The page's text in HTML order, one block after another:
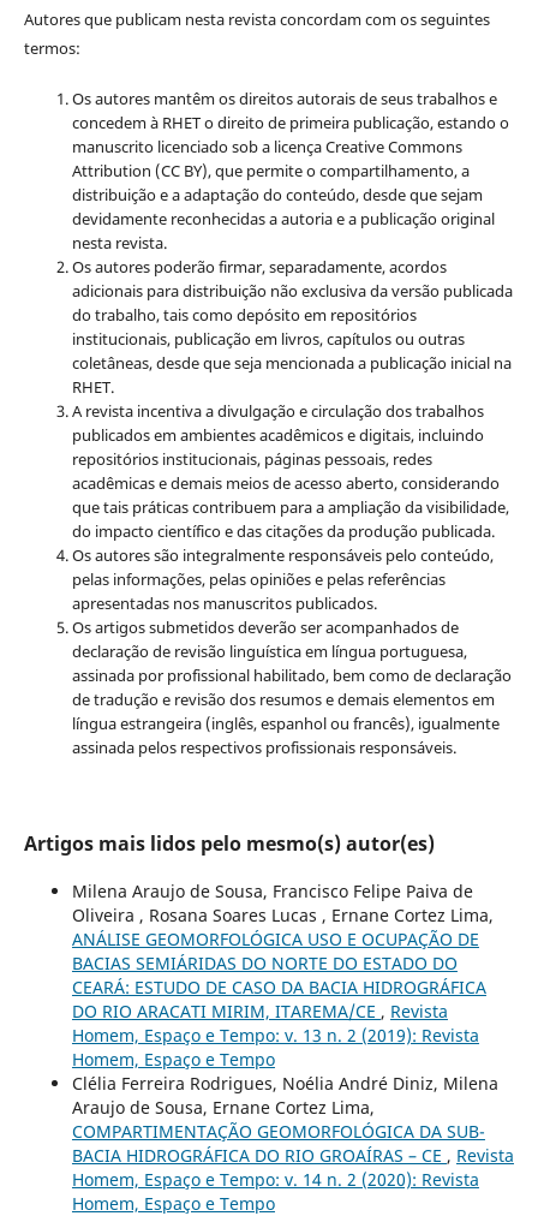
Autores que publicam nesta revista concordam com os seguintes
termos:
Os autores mantêm os direitos autorais de seus trabalhos e
concedem à RHET o direito de primeira publicação, estando o
manuscrito licenciado sob a licençaCreative Commons
Attribution (CC BY), que permite o compartilhamento, a
distribuição e a adaptação do conteúdo, desde que sejam
devidamente reconhecidas a autoria e a publicação original
nesta revista.
Os autores poderão firmar, separadamente, acordos
adicionais para distribuição não exclusiva da versão publicada
do trabalho, tais como depósito em repositórios
institucionais, publicação em livros, capítulos ou outras
coletâneas, desde que seja mencionada a publicação inicial na
RHET.
A revista incentiva a divulgação e circulação dos trabalhos
publicados em ambientes acadêmicos e digitais, incluindo
repositórios institucionais, páginas pessoais, redes
acadêmicas e demais meios de acesso aberto, considerando
que tais práticas contribuem para a ampliação da visibilidade,
do impacto científico e das citações da produção publicada.
Os autores são integralmente responsáveis pelo conteúdo,
pelas informações, pelas opiniões e pelas referências
apresentadas nos manuscritos publicados.
Os artigos submetidos deverão ser acompanhados de
declaração de revisão linguística em língua portuguesa,
assinada por profissional habilitado, bem como de declaração
de tradução e revisão dos resumos e demais elementos em
língua estrangeira (inglês, espanhol ou francês), igualmente
assinada pelos respectivos profissionais responsáveis.
Artigos mais lidos pelo mesmo(s) autor(es)
Milena Araujo de Sousa, Francisco Felipe Paiva de
Oliveira , Rosana Soares Lucas , Ernane Cortez Lima,
ANÁLISE GEOMORFOLÓGICA USO E OCUPAÇÃO DE
BACIAS SEMIÁRIDAS DO NORTE DO ESTADO DO
CEARÁ: ESTUDO DE CASO DA BACIA HIDROGRÁFICA
DO RIO ARACATI MIRIM, ITAREMA/CE , Revista
Homem, Espaço e Tempo: v. 13 n. 2 (2019): Revista
Homem, Espaço e Tempo
Clélia Ferreira Rodrigues, Noélia André Diniz, Milena
Araujo de Sousa, Ernane Cortez Lima,
COMPARTIMENTAÇÃO GEOMORFOLÓGICA DA SUB-
BACIA HIDROGRÁFICA DO RIO GROAÍRAS – CE , Revista
Homem, Espaço e Tempo: v. 14 n. 2 (2020): Revista
Homem, Espaço e Tempo